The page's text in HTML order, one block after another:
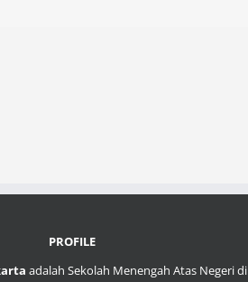
PROFILE
adalah Sekolah Menengah Atas Negeri di